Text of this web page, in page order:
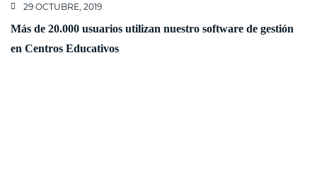
29 OCTUBRE, 2019
Más de 20.000 usuarios utilizan nuestro software de gestión
en Centros Educativos